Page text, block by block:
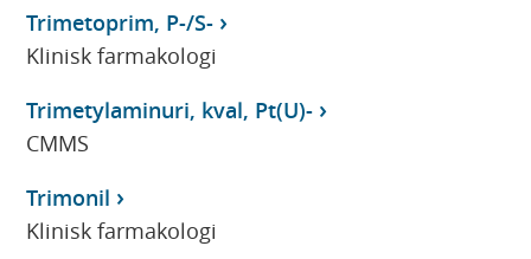
Trimetoprim, P-/S-
Klinisk farmakologi
Trimetylaminuri, kval, Pt(U)-
CMMS
Trimonil
Klinisk farmakologi